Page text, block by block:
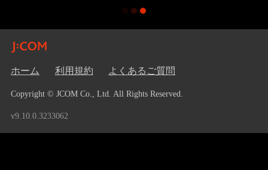
ホーム 利用規約 よくあるご質問
Copyright © JCOM Co., Ltd. All Rights Reserved.
v9.10.0.3233062